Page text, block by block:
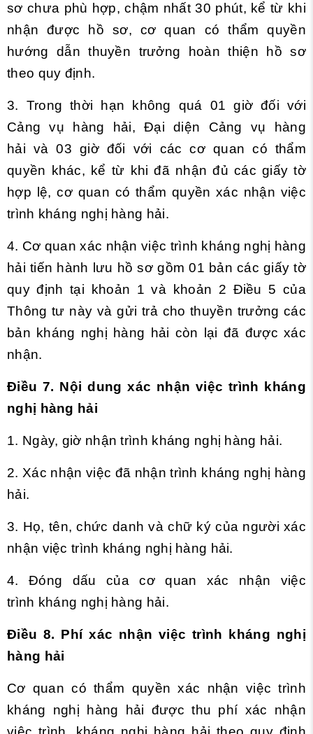
sơ chưa phù hợp, chậm nhất 30 phút, kể từ khi
nhận được hồ sơ, cơ quan cóthẩm quyền
hướng dẫn thuyền trưởng hoàn thiện hồ sơ
theo quy định.
3. Trong thời hạn không quá 01 giờ đối với
Cảng vụ hàng hải,Đại diện Cảng vụ hàng
hải và 03 giờ đối với các cơ quan có thẩm
quyền khác, kể từ khi đã nhận đủcác giấy tờ
hợp lệ, cơ quan có thẩm quyền xác nhận việc
trình kháng nghị hàng hải.
4. Cơ quan xác nhận việc trình kháng nghị hàng
hải tiến hành lưu hồ sơ gồm 01 bản các giấy tờ
quy định tại khoản 1 và khoản 2 Điều 5 của
Thông tư này và gửi trả cho thuyền trưởng các
bản kháng nghị hàng hải còn lại đã được xác
nhận.
Điều 7. Nội dung xác nhận việc trình kháng
nghị hàng hải
1. Ngày, giờ nhận trình kháng nghị hàng hải.
2. Xác nhận việc đã nhận trình kháng nghị hàng
hải.
3. Họ, tên, chức danh và chữ ký của người xác
nhận việc trình kháng nghị hàng hải.
4. Đóng dấu của cơ quan xác nhận việc
trình kháng nghị hàng hải.
Điều 8. Phí xác nhận việc trình kháng nghị
hàng hải
Cơ quan có thẩm quyền xác nhận việc trình
kháng nghị hàng hải được thu phí xác nhận